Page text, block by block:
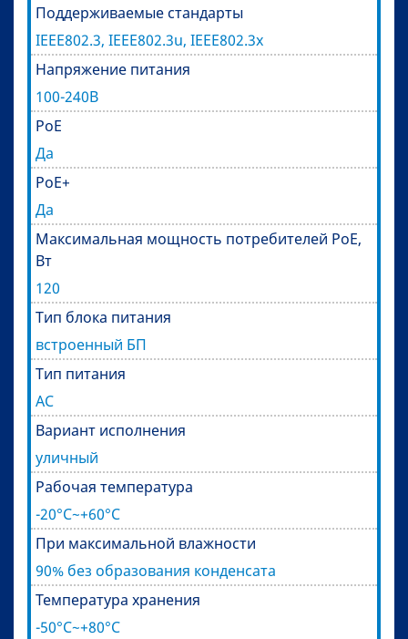
Поддерживаемые стандарты
IEEE802.3, IEEE802.3u, IEEE802.3x
Напряжение питания
100-240В
PoE
Да
PoE+
Да
Максимальная мощность потребителей PoE,
Вт
120
Тип блока питания
встроенный БП
Тип питания
AC
Вариант исполнения
уличный
Рабочая температура
-20°C~+60°C
При максимальной влажности
90% без образования конденсата
Температура хранения
-50°C~+80°C